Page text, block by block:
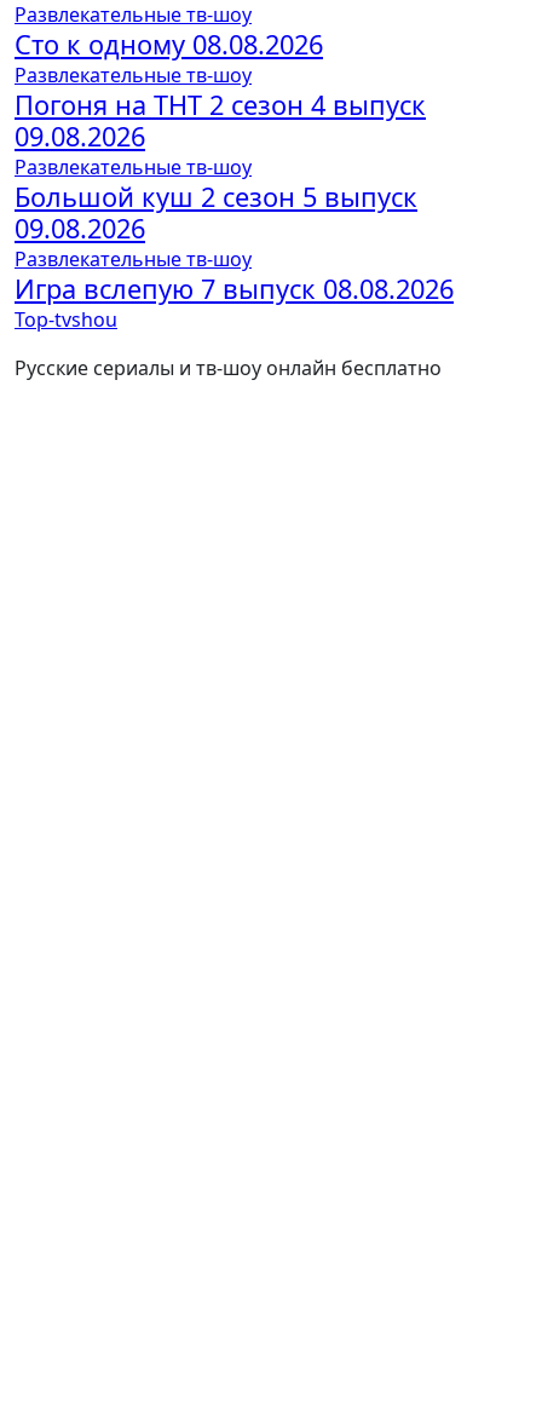
Развлекательные тв-шоу
Сто к одному 08.08.2026
Развлекательные тв-шоу
Погоня на ТНТ 2 сезон 4 выпуск
09.08.2026
Развлекательные тв-шоу
Большой куш 2 сезон 5 выпуск
09.08.2026
Развлекательные тв-шоу
Игра вслепую 7 выпуск 08.08.2026
Top-tvshou
Русские сериалы и тв-шоу онлайн бесплатно